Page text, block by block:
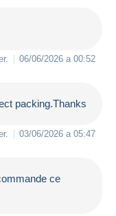
. 06/06/2026 a 00:52
packing.Thanks
. 03/06/2026 a 05:47
ce